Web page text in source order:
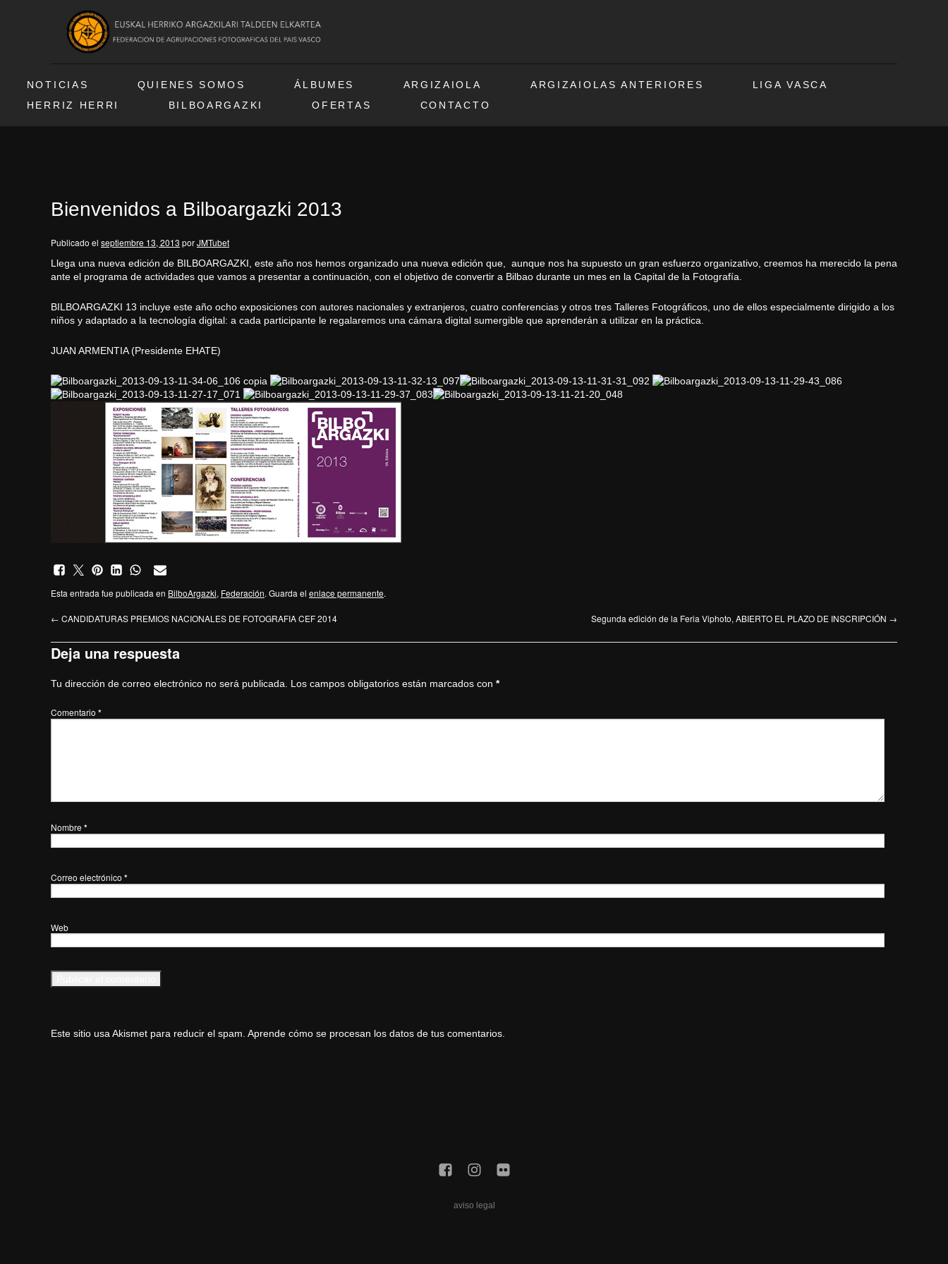
NOTICIAS QUIENES SOMOS ÁLBUMES ARGIZAIOLA ARGIZAIOLAS ANTERIORES
LIGA VASCA
HERRIZ HERRI
BILBOARGAZKI OFERTAS CONTACTO
Bienvenidos a Bilboargazki 2013
Publicado el septiembre 13, 2013 porJMTubet
Llega una nueva edición de BILBOARGAZKI, este año nos hemos organizado una nueva edición que, aunque nos ha supuesto un gran esfuerzo organizativo, creemos ha merecido la pena
ante el programa de actividades que vamos a presentar a continuación, con el objetivo de convertir a Bilbao durante un mes en la Capital de la Fotografía.
BILBOARGAZKI 13 incluye este año ocho exposiciones con autores nacionales y extranjeros, cuatro conferencias y otros tres Talleres Fotográficos, uno de ellos especialmente dirigido a los
niños y adaptado a la tecnología digital: a cada participante le regalaremos una cámara digital sumergible que aprenderán a utilizar en la práctica.
JUAN ARMENTIA (Presidente EHATE)
Esta entrada fue publicada en BilboArgazki, Federación. Guarda el enlace permanente.
← CANDIDATURAS PREMIOS NACIONALES DE FOTOGRAFIA CEF 2014 Segunda edición de la Feria Viphoto, ABIERTO EL PLAZO DE INSCRIPCIÓN →
Deja una respuesta
Tu dirección de correo electrónico no será publicada. Los campos obligatorios están marcados con *
Comentario *
Nombre *
Correo electrónico *
Web
Este sitio usa Akismet para reducir el spam. Aprende cómo se procesan los datos de tus comentarios.
aviso legal